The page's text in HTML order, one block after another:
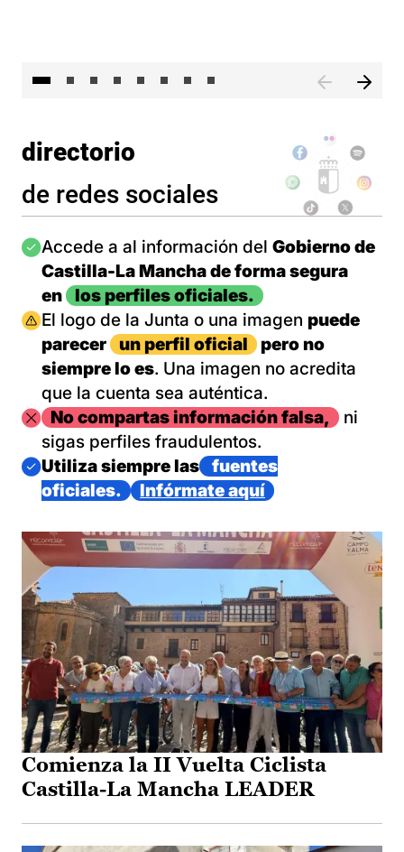
directorio
de redes sociales
Imagen
Accede a al información del Gobierno de
Castilla-La Mancha de forma segura
en
los perfiles oficiales.
Imagen
El logo de la Junta o una imagen puede
parecer
un perfil oficial
pero no
siempre lo es. Una imagen no acredita
que la cuenta sea auténtica.
ImagenNo compartas información falsa,
ni
sigas perfiles fraudulentos.
Imagen
Utiliza siempre las
fuentes
oficiales.
Infórmate aquí
Comienza la II Vuelta Ciclista
Castilla-La Mancha LEADER